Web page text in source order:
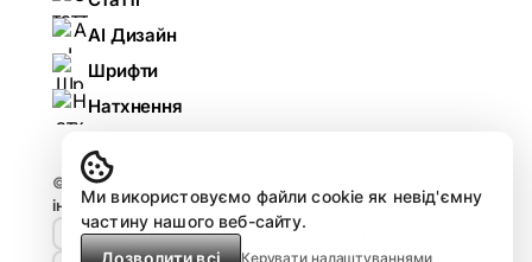
AI Дизайн
Шрифти
Натхнення
© 2026
інструменти, гайди, огляди.
🤘🏻 Design HUB by Komarov
Реклама та співпраця
Ми використовуємо файли cookie як невід'ємну
частину нашого веб-сайту.
Дозволити всі
Керувати налаштуваннями